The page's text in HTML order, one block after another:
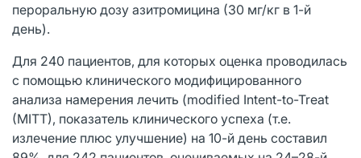
пероральную дозу азитромицина (30 мг/кг в 1-й
день).
Для 240 пациентов, для которых оценка проводилась
с помощью клинического модифицированного
анализа намерения лечить (modified Intent-to-Treat
(MITT), показатель клинического успеха (т.е.
излечение плюс улучшение) на 10-й день составил